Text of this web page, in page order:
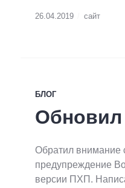
26.04.2019 сайт
БЛОГ
Обновил
Обратил внимание
предупреждение
версии ПХП.